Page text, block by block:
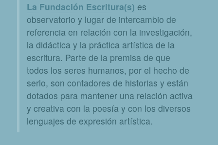
La Fundación Escritura(s) es
observatorio y lugar de intercambio de
referencia en relación con la investigación,
la didáctica y la práctica artística de la
escritura. Parte de la premisa de que
todos los seres humanos, por el hecho de
serlo, son contadores de historias y están
dotados para mantener una relación activa
y creativa con la poesía y con los diversos
lenguajes de expresión artística.